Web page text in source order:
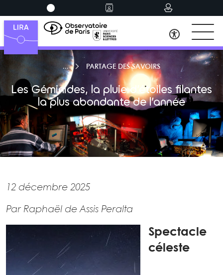
PARTAGE DES SAVOIRS
Les Géminides, la pluie d’étoiles filantes
la plus abondante de l’année
12 décembre 2025
Par Raphaël de Assis Peralta
Spectacle
céleste